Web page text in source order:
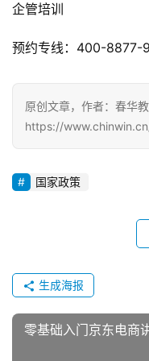
企管培训
预约专线：400-8877-
原创文章，作者：春华
https://
国家政策
生成海报
零基础入门京东电商